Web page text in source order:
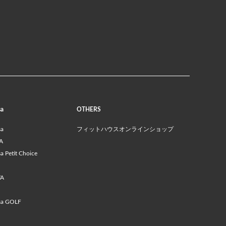
Petit Choice
GOLF
OTHERS
フィットハウスオンラインショップ